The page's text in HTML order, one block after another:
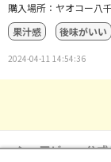
購入場所：ヤオコー八
果汁感
後味がいい
2024-04-11 14:54:36
シェアビュー公